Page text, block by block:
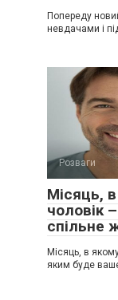
Попереду
невдачами і
Розваги
Місяць,
чоловік
спільне
Місяць, в
яким буде